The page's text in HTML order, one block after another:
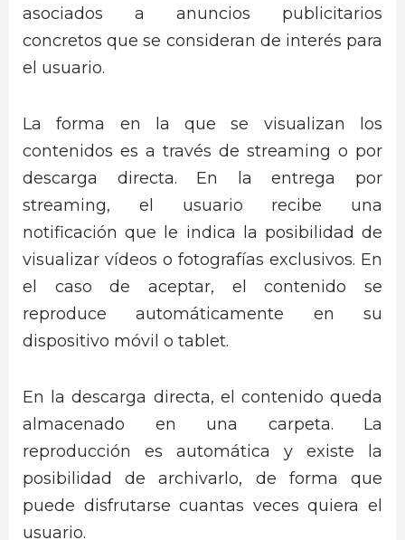
asociados a anuncios publicitarios
concretos que se consideran de interés para
el usuario.
La forma en la que se visualizan los
contenidos es a través de streaming o por
descarga directa. En la entrega por
streaming, el usuario recibe una
notificación que le indica la posibilidad de
visualizar vídeos o fotografías exclusivos. En
el caso de aceptar, el contenido se
reproduce automáticamente en su
dispositivo móvil o tablet.
En la descarga directa, el contenido queda
almacenado en una carpeta. La
reproducción es automática y existe la
posibilidad de archivarlo, de forma que
puede disfrutarse cuantas veces quiera el
usuario.